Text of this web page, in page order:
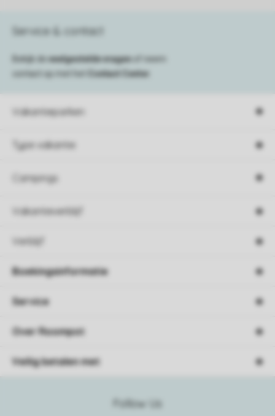
Vakantieparken
Type vakantie
Campings
Vakantieverblijf
Verblijf
Service & contact
Bekijk de veelgestelde vragen
of neem
contact op met het
Contact Center
Follow Us
Boekingsinformatie
Service
Over Roompot
Veilig betalen met